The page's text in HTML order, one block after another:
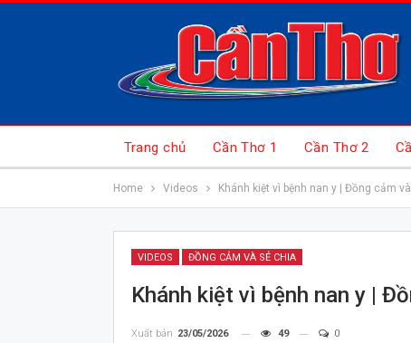
Trang chủ Cần Thơ 1 Cần Thơ 2
Home Videos Khánh kiệt vì bệnh nan y | Đồng cảm
VIDEOS ĐỒNG CẢM VÀ SẺ CHIA
Khánh kiệt vì bệnh nan y |
Xuất bản 23/05/2026 49 0